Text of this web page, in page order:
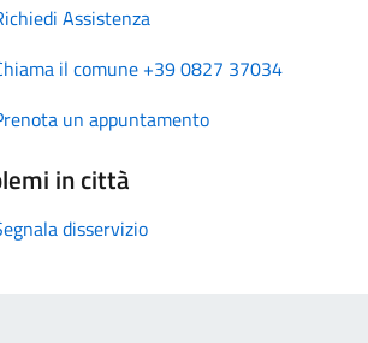
Assistenza
il comune +39 0827 37034
un appuntamento
in città
disservizio